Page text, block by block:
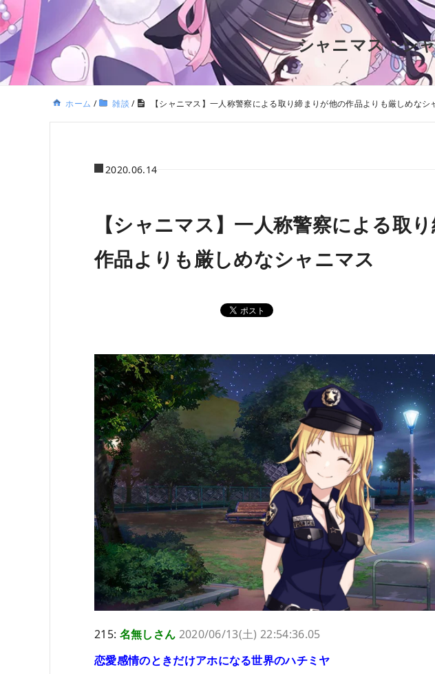
シャニマス・シ
ホーム / 雑談 / 【シャニマス】一人称警察による取り締まりが他の作品よりも厳しめなシ
2020.06.14
【シャニマス】一人称警察による取
作品よりも厳しめなシャニマス
215: 名無しさん 2020/06/13(土) 22:54:36.05
恋愛感情のときだけアホになる世界のハチミヤ